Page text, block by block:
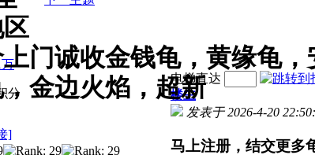
门诚收金钱龟，黄缘龟，
金边火焰，超新
]
万
分
电梯直达
楼主
发表于 2026-4-20
马上注册，结交更多